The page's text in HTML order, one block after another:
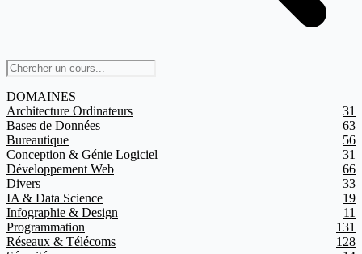
DOMAINES
Architecture Ordinateurs
31
Bases de Données
63
Bureautique
56
Conception & Génie Logiciel
31
Développement Web
66
Divers
33
IA & Data Science
19
Infographie & Design
11
Programmation
131
Réseaux & Télécoms
128